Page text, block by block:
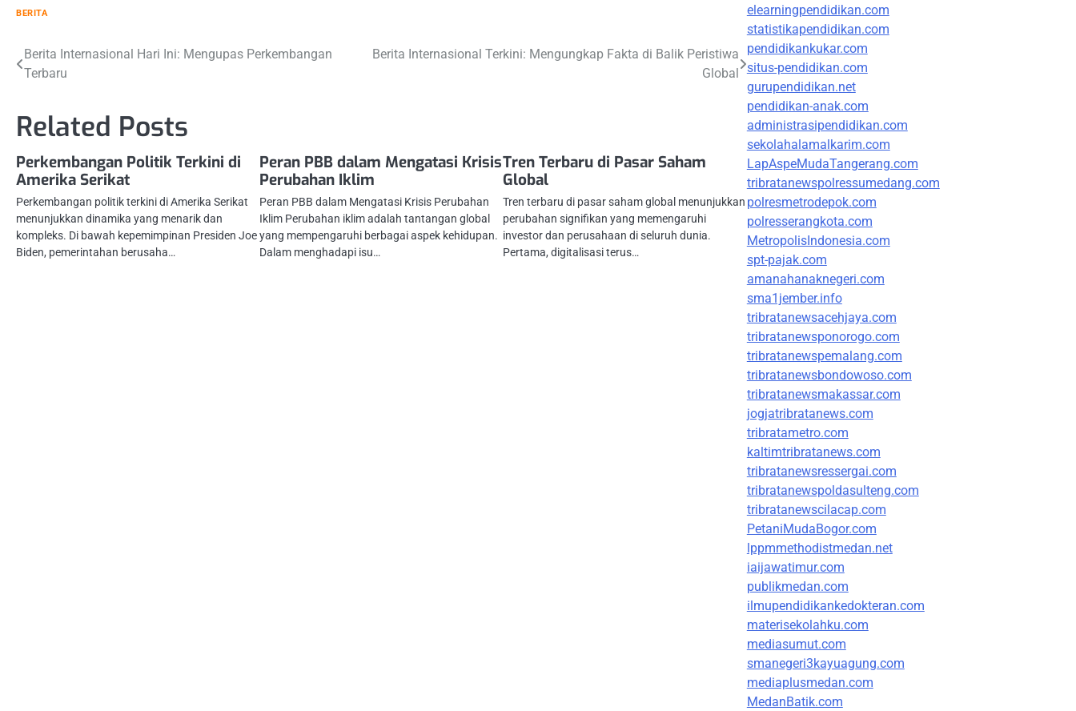
BERITA
Navigasi
Berita Internasional Hari Ini: Mengupas Perkembangan
Terbaru
Berita Internasional Terkini: Mengungkap Fakta di Balik Peristiwa
Global
Related Posts
Perkembangan Politik Terkini di
Amerika Serikat
Perkembangan politik terkini di Amerika Serikat
menunjukkan dinamika yang menarik dan
kompleks. Di bawah kepemimpinan Presiden Joe
Biden, pemerintahan berusaha…
Peran PBB dalam Mengatasi Krisis
Perubahan Iklim
Peran PBB dalam Mengatasi Krisis Perubahan
Iklim Perubahan iklim adalah tantangan global
yang mempengaruhi berbagai aspek kehidupan.
Dalam menghadapi isu…
Tren Terbaru di Pasar Saham
Global
Tren terbaru di pasar saham global menunjukkan
perubahan signifikan yang memengaruhi
investor dan perusahaan di seluruh dunia.
Pertama, digitalisasi terus…
elearningpendidikan.com
statistikapendidikan.com
pendidikankukar.com
situs-pendidikan.com
gurupendidikan.net
pendidikan-anak.com
administrasipendidikan.com
sekolahalamalkarim.com
LapAspeMudaTangerang.com
tribratanewspolressumedang.com
polresmetrodepok.com
polresserangkota.com
MetropolisIndonesia.com
spt-pajak.com
amanahanaknegeri.com
sma1jember.info
tribratanewsacehjaya.com
tribratanewsponorogo.com
tribratanewspemalang.com
tribratanewsbondowoso.com
tribratanewsmakassar.com
jogjatribratanews.com
tribratametro.com
kaltimtribratanews.com
tribratanewsressergai.com
tribratanewspoldasulteng.com
tribratanewscilacap.com
PetaniMudaBogor.com
lppmmethodistmedan.net
iaijawatimur.com
publikmedan.com
ilmupendidikankedokteran.com
materisekolahku.com
mediasumut.com
smanegeri3kayuagung.com
mediaplusmedan.com
MedanBatik.com